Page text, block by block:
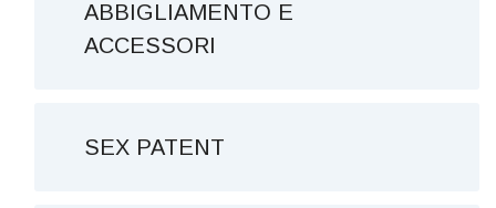
ABBIGLIAMENTO E
ACCESSORI
SEX PATENT